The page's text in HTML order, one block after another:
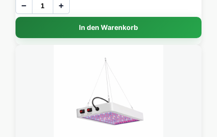
− +
In den Warenkorb